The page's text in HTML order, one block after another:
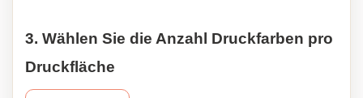
3. Wählen Sie die Anzahl Druckfarben pro
Druckfläche